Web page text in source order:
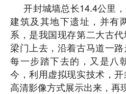
开封城墙总长14.4公里
建筑及其地下遗址，并有
系，是我国现存第二大古
梁门上去，沿着古马道一路
每一步踏下去的，又是八
今，利用虚拟现实技术，
高清影像方式展示出来，再